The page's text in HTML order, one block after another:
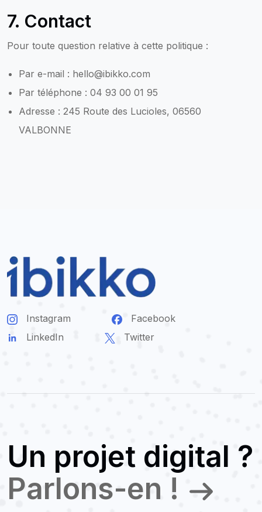
7. Contact
Pour toute question relative à cette politique :
Par e-mail : hello@ibikko.com
Par téléphone : 04 93 00 01 95
Adresse : 245 Route des Lucioles, 06560
VALBONNE
Instagram
Facebook
LinkedIn
Twitter
Un projet digital ?
Parlons-en !